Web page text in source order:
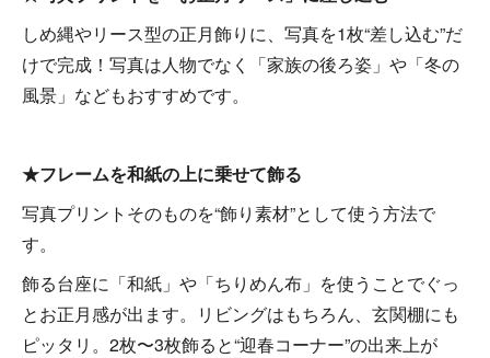
しめ縄やリース型の正月飾りに、写真を1枚“差し込む”だ
けで完成！写真は人物でなく「家族の後ろ姿」や「冬の
風景」などもおすすめです。
★フレームを和紙の上に乗せて飾る
写真プリントそのものを“飾り素材”として使う方法で
す。
飾る台座に「和紙」や「ちりめん布」を使うことでぐっ
とお正月感が出ます。リビングはもちろん、玄関棚にも
ピッタリ。2枚〜3枚飾ると“迎春コーナー”の出来上が